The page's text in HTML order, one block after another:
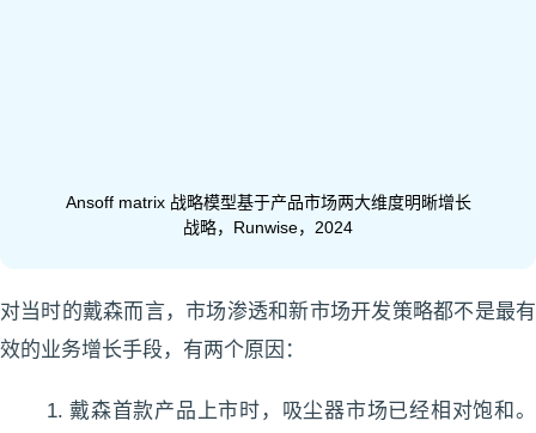
Ansoff matrix 战略模型基于产品市场两大维度明晰增长
战略，Runwise，2024
对当时的戴森而言，市场渗透和新市场开发策略都不是最有
效的业务增长手段，有两个原因：
戴森首款产品上市时，吸尘器市场已经相对饱和。